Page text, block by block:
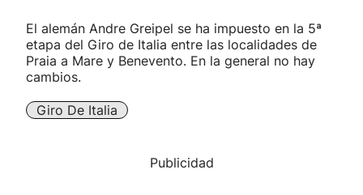
Más deportes
El alemán Andre Greipel se ha impuesto en la 5ª
etapa del Giro de Italia entre las localidades de
Praia a Mare y Benevento. En la general no hay
cambios.
Giro De Italia
Publicidad